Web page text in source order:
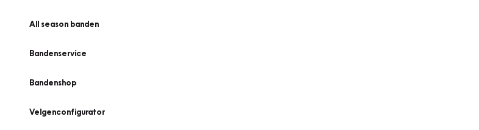
All season banden
Bandenservice
Bandenshop
Velgenconfigurator